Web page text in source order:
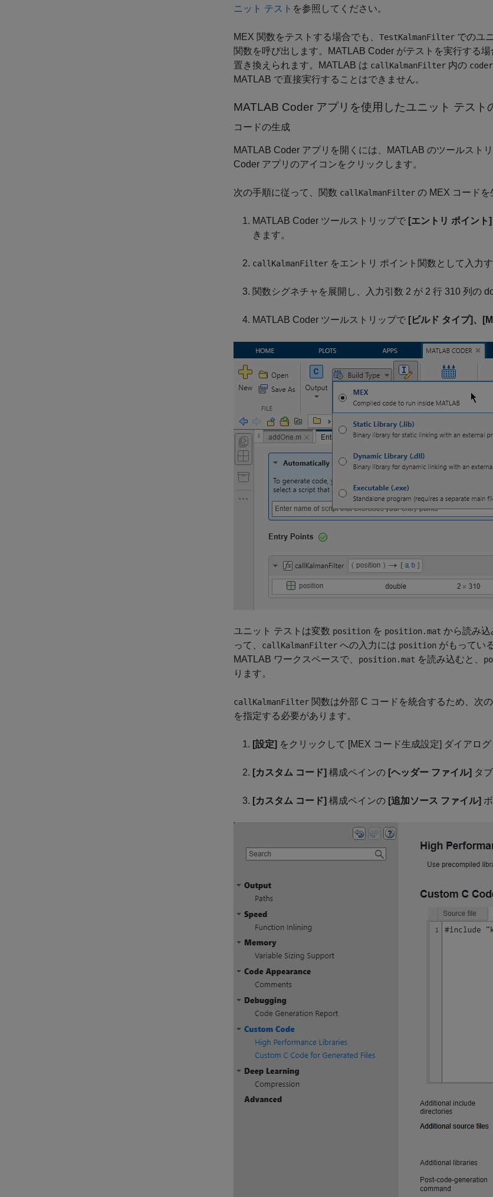
ニット テスト を参照してください。
MEX 関数をテストする場合でも、 TestKalmanFilter でのユ
関数を呼び出します。MATLAB Coder がテストを実行する
置き換えられます。MATLAB は callKalmanFilter 内の
MATLAB で直接実行することはできません。
MATLAB Coder アプリを使用したユニット テスト
コードの生成
MATLAB Coder アプリを開くには、MATLAB のツールスト
Coder アプリのアイコンをクリックします。
次の手順に従って、関数 callKalmanFilter の MEX コードを
MATLAB Coder ツールストリップで [エントリ ポイント]
きます。
callKalmanFilter をエントリ ポイント関数として入力
関数シグネチャを展開し、入力引数 2 が 2 行 310 列の
MATLAB Coder ツールストリップで [ビルド タイプ]、
ユニット テストは変数 position を position.mat から読み込
って、 callKalmanFilter への入力には position がもってい
MATLAB ワークスペースで、 position.mat を読み込むと、
ります。
callKalmanFilter 関数は外部 C コードを統合するため、次
を指定する必要があります。
[設定] をクリックして [MEX コード生成設定] ダイアログ
[カスタム コード] 構成ペインの [ヘッダー ファイル] タ
[カスタム コード] 構成ペインの [追加ソース ファイル]